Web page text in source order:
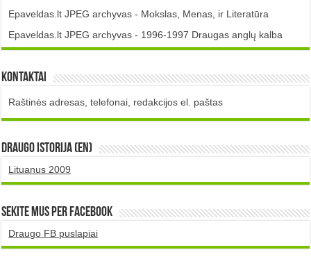
Epaveldas.lt JPEG archyvas - Mokslas, Menas, ir Literatūra
Epaveldas.lt JPEG archyvas - 1996-1997 Draugas anglų kalba
Kontaktai
Raštinės adresas, telefonai, redakcijos el. paštas
DRAUGO istorija (EN)
Lituanus 2009
Sekite mus per Facebook
Draugo FB puslapiai